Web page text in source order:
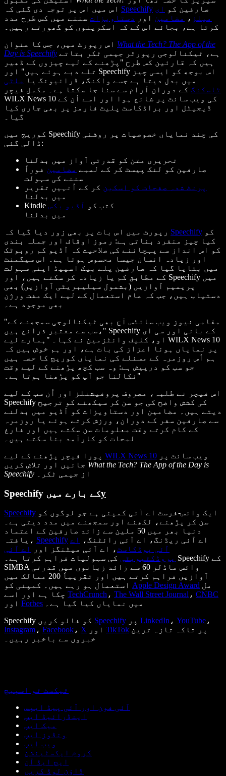
Speechify صارفین کو
ای
میلز ، مضامین اور دستاویزات سننے میں کس طرح مدد
کرتا ہے، بجائے اس کے کہ اسکرینوں کو گھورتے رہیں۔
What the Tech? The App of the
Day is Speechify
ہیں کہ قارئین کس طرح "پڑھنے کے لیے چیزوں کے ڈھیر
تلے دبے ہوئے ہیں" اور Speechify اس بوجھ کو ایسی چیز
میں بدل دیتا ہے جسے واکنگ، ڈرائیونگ یا
ملٹی
ٹاسکنگ کے دوران آرام سے سنا جا سکتا ہے۔ مکمل فیچر
WILX News 10 کی ویب سائٹ پر شائع ہوا اور اسے اُن کے
ڈیجیٹل اور براڈکاسٹ پلیٹ فارمز پر بھی جاری کیا
گیا۔
کوریج میں Speechify کی چند نمایاں خصوصیات پر روشنی
ڈالی گئی:
تحریری متن کو قدرتی آواز میں بدلنا
صارفین کو لنک پیسٹ کر کے لمبے مضامین فوراً
سننے کی سہولت
پرنٹ شدہ صفحات کو اسکین کر کے اُنہیں تقریر
میں بدلنا
Kindle کتب کو آڈیو بکس
میں بدلنا
Speechify
کیا چیز منفرد بناتی ہے: رموز اوقاف اور جملہ بندی
کو اس انداز سے پہچاننے کی صلاحیت کہ آڈیو کم روبوٹک
اور زیادہ انسان جیسا محسوس ہوتا ہے۔ اس سیگمنٹ
میں بتایا گیا کہ صارفین پلے بیک اسپیڈ اپنی سہولت
کے مطابق کم یا زیادہ کر سکتے ہیں، اور Speechify میں
پریمیم آوازیں (بشمول سیلیبریٹی آوازیں) بھی
دستیاب ہیں، جب کہ عام استعمال کے لیے ایک مفت ورژن
بھی موجود ہے۔
"مقامی نیوز ویب سائٹس آج بھی ٹیکنالوجی سمجھنے کے
سب سے معتبر ذرائع ہیں،" Speechify کے بانی اور سی ای
او، کلیف وائٹزمین نے کہا۔ "ہمارے لیے WILX News 10
پر نمایاں ہونا اعزاز کی بات ہے، اور ہم خوش ہیں کہ
ہم اُس روزمرہ کے مسئلے کی نمایاں کوریج کا حصہ ہیں
جو سب کو درپیش ہے: وہ سب کچھ پڑھنے کے لیے وقت
نکالنا جو آپ کو پڑھنا ہوتا ہے۔"
اس فیچر نے طلبہ، مصروف پروفیشنلز اور اُن سب کے لیے
Speechify کی کشش واضح کی جو سن کر سیکھنے کو ترجیح
دیتے ہیں۔ مضامین اور دستاویزات کو آڈیو میں بدلنے
سے صارفین سفر کے دوران، ورزش کرتے ہوئے یا روزمرہ
کے کام کرتے وقت معلومات سن سکتے ہیں اور فارغ
لمحات کو کارآمد بنا سکتے ہیں۔
WILX News 10
What the Tech? The App of the Day is
Speechify
از جیمی ٹکر۔
Speechify کے بارے میںy
Speechify
سن کر پڑھنے، لکھنے اور سمجھنے میں مدد دیتی ہے۔
دنیا بھر میں 50 ملین سے زائد صارفین کے اعتماد
یافتہ، Speechify اے آئی ریڈنگ، اے آئی رائٹنگ،
اے
آئی پوڈکاسٹ، اے آئی میٹنگز اور
اے آئی
پروڈکٹیویٹی کی سہولیات فراہم کرتا ہے۔ Speechify کے
SIMBA وائس ماڈلز 60 سے زائد زبانوں میں قدرتی
آوازیں فراہم کرتے ہیں اور تقریباً 200 ممالک میں
Apple Design Award
TechCrunch ، The Wall Street Journal ، CNBC
Forbes
میں نمایاں کیا گیا ہے۔
Speechify LinkedIn ، YouTube ،
Instagram ، Facebook ، X TikTok
خبروں سے باخبر رہیں۔
ٹیکسٹ ٹو اسپیچ
آئی فون اور آئی پیڈ ایپس
اینڈرائیڈ ایپ
میک ایپ
ونڈوز ایپ
ویب ایپ
کروم ایکسٹینشن
ایج ایڈ آن
ڈاؤن لوڈ کریں